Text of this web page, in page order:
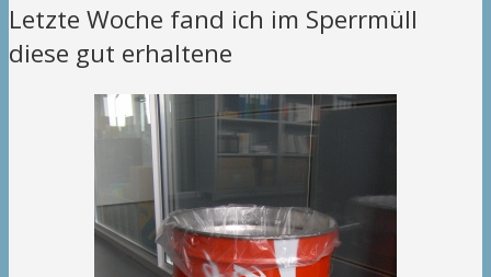
Letzte Woche fand ich im Sperrmüll
diese gut erhaltene